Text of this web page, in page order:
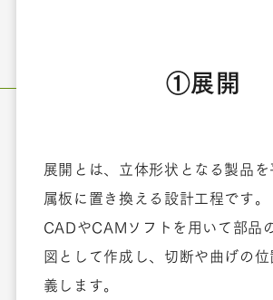
①展開
展開とは、立体形状となる製品
属板に置き換える設計工程です。
CADやCAMソフトを用いて部品
図として作成し、切断や曲げの
義します。